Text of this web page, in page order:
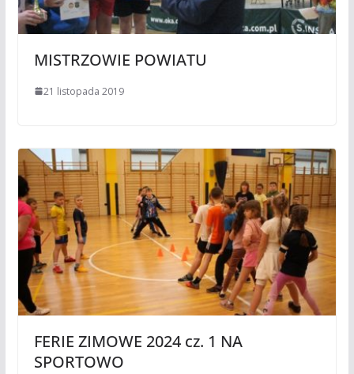
MISTRZOWIE POWIATU
21 listopada 2019
FERIE ZIMOWE 2024 cz. 1 NA
SPORTOWO